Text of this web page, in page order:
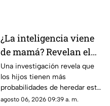
¿La inteligencia viene
de mamá? Revelan el
rol clave de los genes
maternos
Una investigación revela que
los hijos tienen más
probabilidades de heredar este
rasgo de sus madres gracias al
agosto 06, 2026 09:39 a. m.